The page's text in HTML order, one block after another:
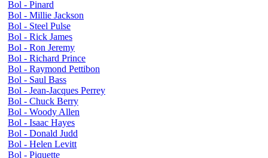
Bol - Pinard
Bol - Millie Jackson
Bol - Steel Pulse
Bol - Rick James
Bol - Ron Jeremy
Bol - Richard Prince
Bol - Raymond Pettibon
Bol - Saul Bass
Bol - Jean-Jacques Perrey
Bol - Chuck Berry
Bol - Woody Allen
Bol - Isaac Hayes
Bol - Donald Judd
Bol - Helen Levitt
Bol - Piquette